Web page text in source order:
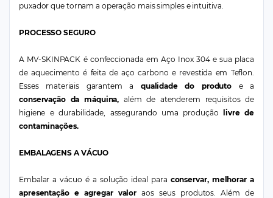
puxador que tornam a operação mais simples e intuitiva.
PROCESSO SEGURO
A MV-SKINPACK é confeccionada em Aço Inox 304 e sua placa
de aquecimento é feita de aço carbono e revestida em Teflon.
Esses materiais garantem a qualidade do produto e a
conservação da máquina, além de atenderem requisitos de
higiene e durabilidade, assegurando uma produção
livre de
contaminações.
EMBALAGENS A VÁCUO
Embalar a vácuo é a solução ideal para conservar, melhorar a
apresentação e agregar valor aos seus produtos. Além de